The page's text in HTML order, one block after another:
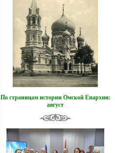
По страницам истории Омской Епархии:
август